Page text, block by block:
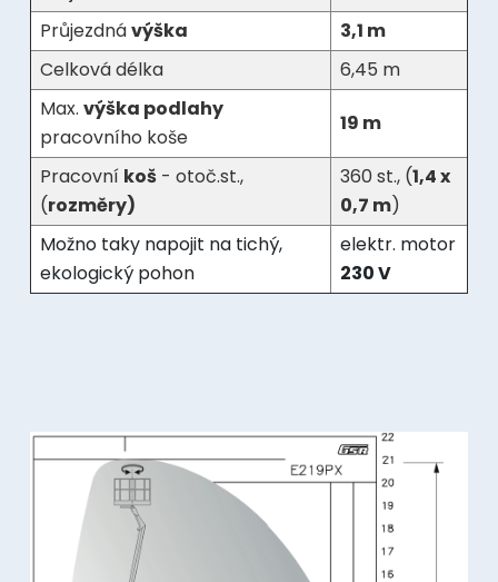
Průjezdnávýška
3,1 m
Celková délka
6,45 m
Max. výška podlahy
pracovního koše
19 m
Pracovní koš - otoč.st.,
(rozměry)
360 st., (1,4 x
0,7 m)
Možno taky napojit na tichý,
ekologický pohon
elektr. motor
230 V